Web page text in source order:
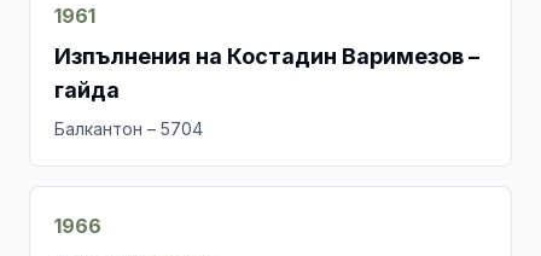
1961
Изпълнения на Костадин Варимезов –
гайда
Балкантон – 5704
1966